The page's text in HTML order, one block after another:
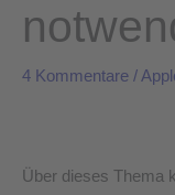
4 Kommentare /
Über dieses Thema